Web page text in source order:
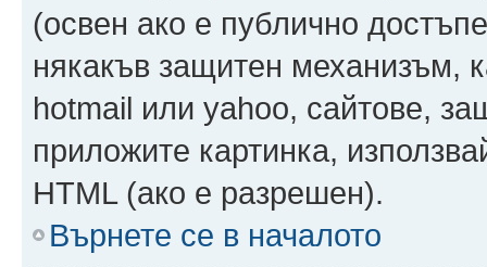
(освен ако е публично
някакъв защитен механизъм,
hotmail или yahoo, сайтове,
приложите картинка,
HTML (ако е разрешен).
Върнете се в началото